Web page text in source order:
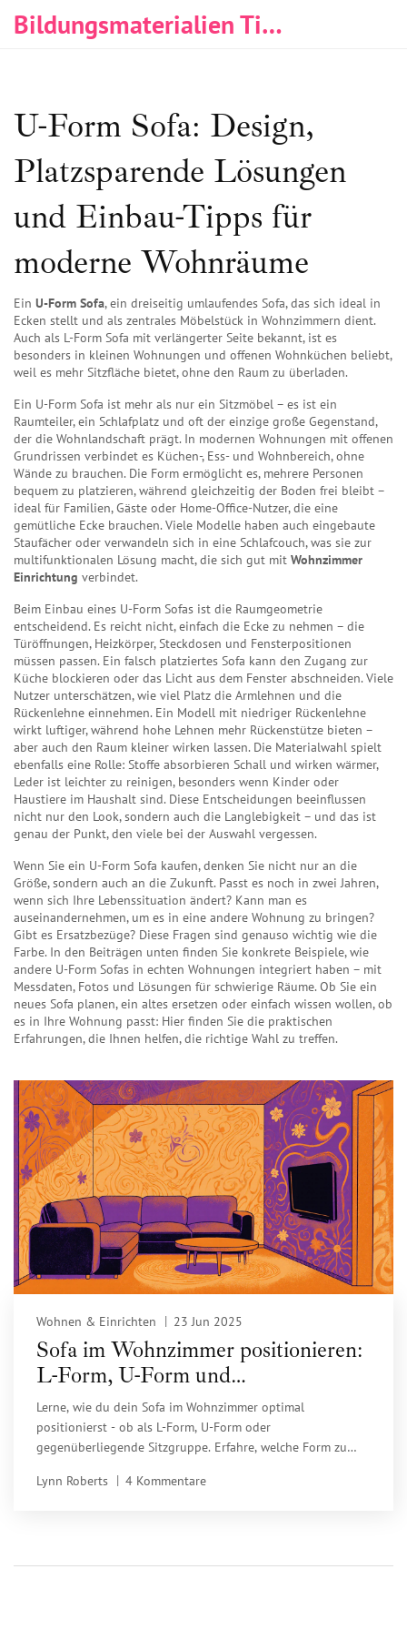
Bildungsmaterialien Tischlerei & Immobilien
U-Form Sofa: Design,
Platzsparende Lösungen
und Einbau-Tipps für
moderne Wohnräume
Ein U-Form Sofa,ein dreiseitig umlaufendes Sofa, das sich ideal in
Ecken stellt und als zentrales Möbelstück in Wohnzimmern dient.
Auch als L-Form Sofa mit verlängerter Seite bekannt, ist es
besonders in kleinen Wohnungen und offenen Wohnküchen beliebt,
weil es mehr Sitzfläche bietet, ohne den Raum zu überladen.
Ein U-Form Sofa ist mehr als nur ein Sitzmöbel – es ist ein
Raumteiler, ein Schlafplatz und oft der einzige große Gegenstand,
der die Wohnlandschaft prägt. In modernen Wohnungen mit offenen
Grundrissen verbindet es Küchen-, Ess- und Wohnbereich, ohne
Wände zu brauchen. Die Form ermöglicht es, mehrere Personen
bequem zu platzieren, während gleichzeitig der Boden frei bleibt –
ideal für Familien, Gäste oder Home-Office-Nutzer, die eine
gemütliche Ecke brauchen. Viele Modelle haben auch eingebaute
Staufächer oder verwandeln sich in eine Schlafcouch, was sie zur
multifunktionalen Lösung macht, die sich gut mit Wohnzimmer
Einrichtung verbindet.
Beim Einbau eines U-Form Sofas ist die Raumgeometrie
entscheidend. Es reicht nicht, einfach die Ecke zu nehmen – die
Türöffnungen, Heizkörper, Steckdosen und Fensterpositionen
müssen passen. Ein falsch platziertes Sofa kann den Zugang zur
Küche blockieren oder das Licht aus dem Fenster abschneiden. Viele
Nutzer unterschätzen, wie viel Platz die Armlehnen und die
Rückenlehne einnehmen. Ein Modell mit niedriger Rückenlehne
wirkt luftiger, während hohe Lehnen mehr Rückenstütze bieten –
aber auch den Raum kleiner wirken lassen. Die Materialwahl spielt
ebenfalls eine Rolle: Stoffe absorbieren Schall und wirken wärmer,
Leder ist leichter zu reinigen, besonders wenn Kinder oder
Haustiere im Haushalt sind. Diese Entscheidungen beeinflussen
nicht nur den Look, sondern auch die Langlebigkeit – und das ist
genau der Punkt, den viele bei der Auswahl vergessen.
Wenn Sie ein U-Form Sofa kaufen, denken Sie nicht nur an die
Größe, sondern auch an die Zukunft. Passt es noch in zwei Jahren,
wenn sich Ihre Lebenssituation ändert? Kann man es
auseinandernehmen, um es in eine andere Wohnung zu bringen?
Gibt es Ersatzbezüge? Diese Fragen sind genauso wichtig wie die
Farbe. In den Beiträgen unten finden Sie konkrete Beispiele, wie
andere U-Form Sofas in echten Wohnungen integriert haben – mit
Messdaten, Fotos und Lösungen für schwierige Räume. Ob Sie ein
neues Sofa planen, ein altes ersetzen oder einfach wissen wollen, ob
es in Ihre Wohnung passt: Hier finden Sie die praktischen
Erfahrungen, die Ihnen helfen, die richtige Wahl zu treffen.
Wohnen & Einrichten 23 Jun 2025
Sofa im Wohnzimmer positionieren:
L-Form, U-Form und
gegenüberliegende Sitzgruppen
Lerne, wie du dein Sofa im Wohnzimmer optimal
positionierst - ob als L-Form, U-Form oder
gegenüberliegende Sitzgruppe. Erfahre, welche Form zu
Lynn Roberts
4 Kommentare